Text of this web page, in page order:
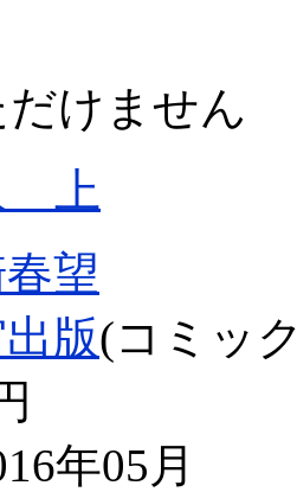
けません
上
望
版(コミッ
年05月